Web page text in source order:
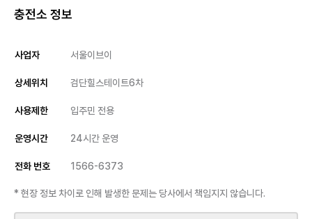
충전소 정보
사업자 서울이브이
상세위치 검단힐스테이트6차
사용제한 입주민 전용
운영시간 24시간 운영
전화 번호 1566-6373
* 현장 정보 차이로 인해 발생한 문제는 당사에서 책임지지 않습니다.